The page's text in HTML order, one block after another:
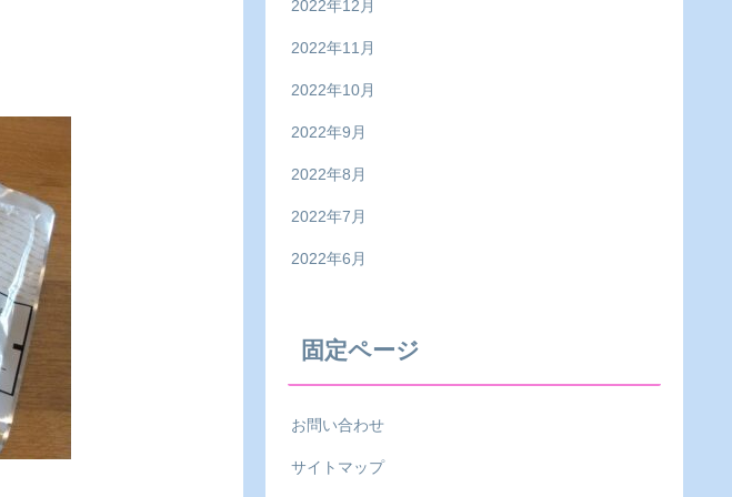
2022年12月
2022年11月
2022年10月
2022年9月
2022年8月
2022年7月
2022年6月
固定ページ
お問い合わせ
サイトマップ